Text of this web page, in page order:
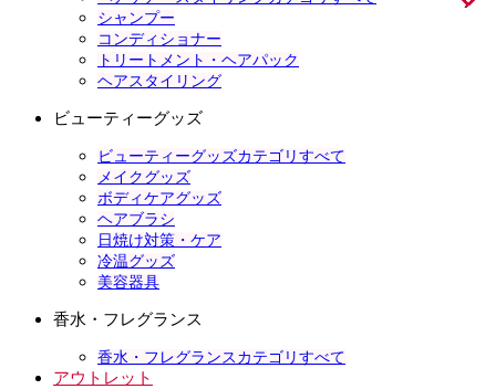
シャンプー
コンディショナー
トリートメント・ヘアパック
ヘアスタイリング
ビューティーグッズ
ビューティーグッズカテゴリすべて
メイクグッズ
ボディケアグッズ
ヘアブラシ
日焼け対策・ケア
冷温グッズ
美容器具
香水・フレグランス
香水・フレグランスカテゴリすべて
アウトレット